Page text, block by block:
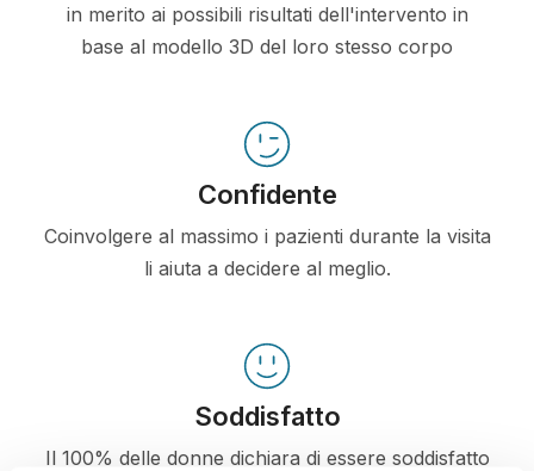
in merito ai possibili risultati dell'intervento in
base al modello 3D del loro stesso corpo
Confidente
Coinvolgere al massimo i pazienti durante la visita
li aiuta a decidere al meglio.
Soddisfatto
Il 100% delle donne dichiara di essere soddisfatto